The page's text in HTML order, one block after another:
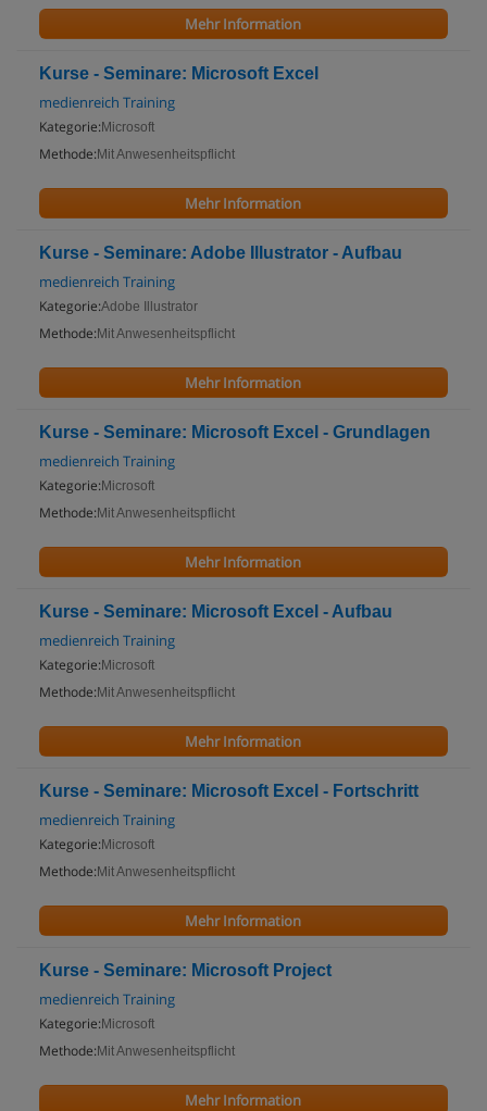
Mehr Information
Kurse - Seminare: Microsoft Excel
medienreich Training
Kategorie: Microsoft
Methode: Mit Anwesenheitspflicht
Mehr Information
Kurse - Seminare: Adobe Illustrator - Aufbau
medienreich Training
Kategorie:Adobe Illustrator
Methode: Mit Anwesenheitspflicht
Mehr Information
Kurse - Seminare: Microsoft Excel - Grundlagen
medienreich Training
Kategorie: Microsoft
Methode: Mit Anwesenheitspflicht
Mehr Information
Kurse - Seminare: Microsoft Excel - Aufbau
medienreich Training
Kategorie: Microsoft
Methode: Mit Anwesenheitspflicht
Mehr Information
Kurse - Seminare: Microsoft Excel - Fortschritt
medienreich Training
Kategorie: Microsoft
Methode: Mit Anwesenheitspflicht
Mehr Information
Kurse - Seminare: Microsoft Project
medienreich Training
Kategorie: Microsoft
Methode: Mit Anwesenheitspflicht
Mehr Information